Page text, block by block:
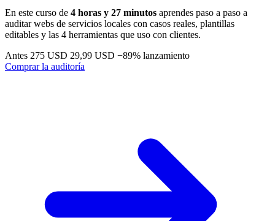
En este curso de 4 horas y 27 minutos aprendes paso a paso a
auditar webs de servicios locales con casos reales, plantillas
editables y las 4 herramientas que uso con clientes.
Antes 275 USD 29,99 USD −89% lanzamiento
Comprar la auditoría